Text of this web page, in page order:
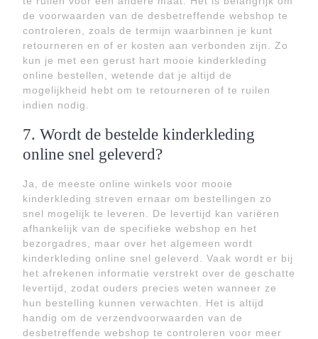
de voorwaarden van de desbetreffende webshop te
controleren, zoals de termijn waarbinnen je kunt
retourneren en of er kosten aan verbonden zijn. Zo
kun je met een gerust hart mooie kinderkleding
online bestellen, wetende dat je altijd de
mogelijkheid hebt om te retourneren of te ruilen
indien nodig.
7. Wordt de bestelde kinderkleding
online snel geleverd?
Ja, de meeste online winkels voor mooie
kinderkleding streven ernaar om bestellingen zo
snel mogelijk te leveren. De levertijd kan variëren
afhankelijk van de specifieke webshop en het
bezorgadres, maar over het algemeen wordt
kinderkleding online snel geleverd. Vaak wordt er bij
het afrekenen informatie verstrekt over de geschatte
levertijd, zodat ouders precies weten wanneer ze
hun bestelling kunnen verwachten. Het is altijd
handig om de verzendvoorwaarden van de
desbetreffende webshop te controleren voor meer